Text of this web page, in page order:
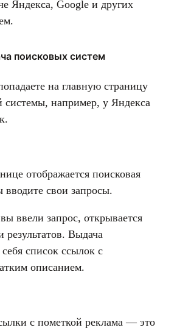
Яндекса, Google и других
поисковых систем
на главную страницу
системы, например, у Яндекса
отображается поисковая
вводите свои запросы.
ввели запрос, открывается
результатов. Выдача
себя список ссылок с
описанием.
с пометкой реклама — это